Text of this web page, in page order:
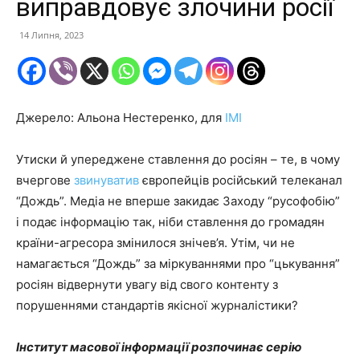
виправдовує злочини росії
14 Липня, 2023
Джерело: Альона Нестеренко, для ІМІ
Утиски й упереджене ставлення до росіян – те, в чому
вчергове звинуватив європейців російський телеканал
“Дождь”. Медіа не вперше закидає Заходу “русофобію”
і подає інформацію так, ніби ставлення до громадян
країни-агресора змінилося знічев’я. Утім, чи не
намагається “Дождь” за міркуваннями про “цькування”
росіян відвернути увагу від свого контенту з
порушеннями стандартів якісної журналістики?
Інститут масової інформації розпочинає серію